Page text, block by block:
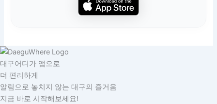
대구어디가 앱으로
더 편리하게
알림으로 놓치지 않는 대구의 즐거움
지금 바로 시작해보세요!